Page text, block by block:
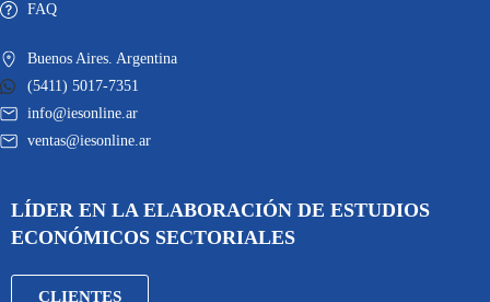
FAQ
Buenos Aires. Argentina
(5411) 5017-7351
info@iesonline.ar
ventas@iesonline.ar
LÍDER EN LA ELABORACIÓN DE ESTUDIOS
ECONÓMICOS SECTORIALES
CLIENTES